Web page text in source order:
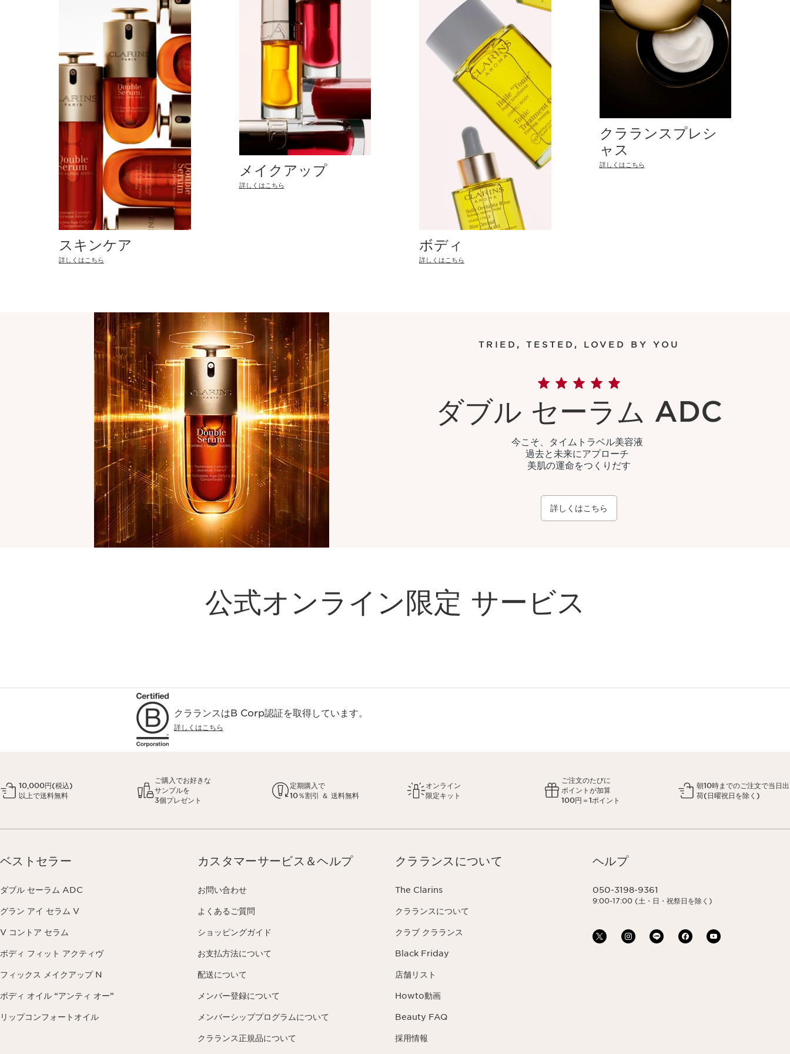
スキンケア
詳しくはこちら
メイクアップ
詳しくはこちら
ボディ
詳しくはこちら
クラランスプレシ
ャス
詳しくはこちら
TRIED, TESTED, LOVED BY YOU
ダブル セーラム ADC
今こそ、タイムトラベル美容液
過去と未来にアプローチ
美肌の運命をつくりだす
詳しくはこちら
公式オンライン限定 サービス
クラランスはB Corp認証を取得しています。
詳しくはこちら
10,000円(税込)
以上で送料無料
ご購入でお好きな
サンプルを
3個プレゼント
定期購入で
10％割引 ＆ 送料無料
オンライン
限定キット
ご注文のたびに
ポイントが加算
100円＝1ポイント
朝10時までのご注文で当日出
荷(日曜祝日を除く)
ベストセラー
ダブル セーラム ADC
グラン アイ セラム V
V コントア セラム
ボディ フィット アクティヴ
フィックス メイクアップ N
ボディ オイル “アンティ オー”
リップコンフォートオイル
カスタマーサービス＆ヘルプ
お問い合わせ
よくあるご質問
ショッピングガイド
お支払方法について
配送について
メンバー登録について
メンバーシッププログラムについて
クラランス正規品について
クラランスについて
The Clarins
クラランスについて
クラブ クラランス
Black Friday
店舗リスト
Howto動画
Beauty FAQ
採用情報
ヘルプ
050-3198-9361
9:00-17:00 (土・日・祝祭日を除く)